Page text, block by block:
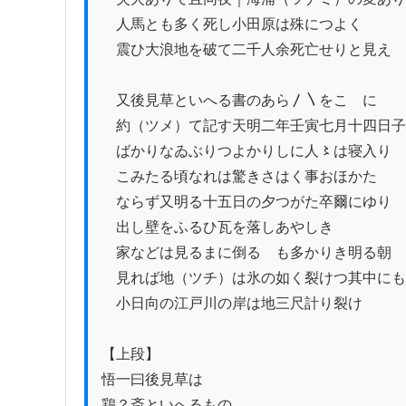
人馬とも多く死し小田原は殊につよく
震ひ大浪地を破て二千人余死亡せりと見え
又後見草といへる書のあら〳〵をこゝに
約（ツメ）て記す天明二年壬寅七月十四日
ばかりなゐぶりつよかりしに人〻は寝入り
こみたる頃なれは驚きさはく事おほかた
ならず又明る十五日の夕つがた卒爾にゆり
出し壁をふるひ瓦を落しあやしき
家などは見るまに倒るゝも多かりき明る朝
見れば地（ツチ）は氷の如く裂けつ其中にも
小日向の江戸川の岸は地三尺計り裂け
【上段】
悟一曰後見草は